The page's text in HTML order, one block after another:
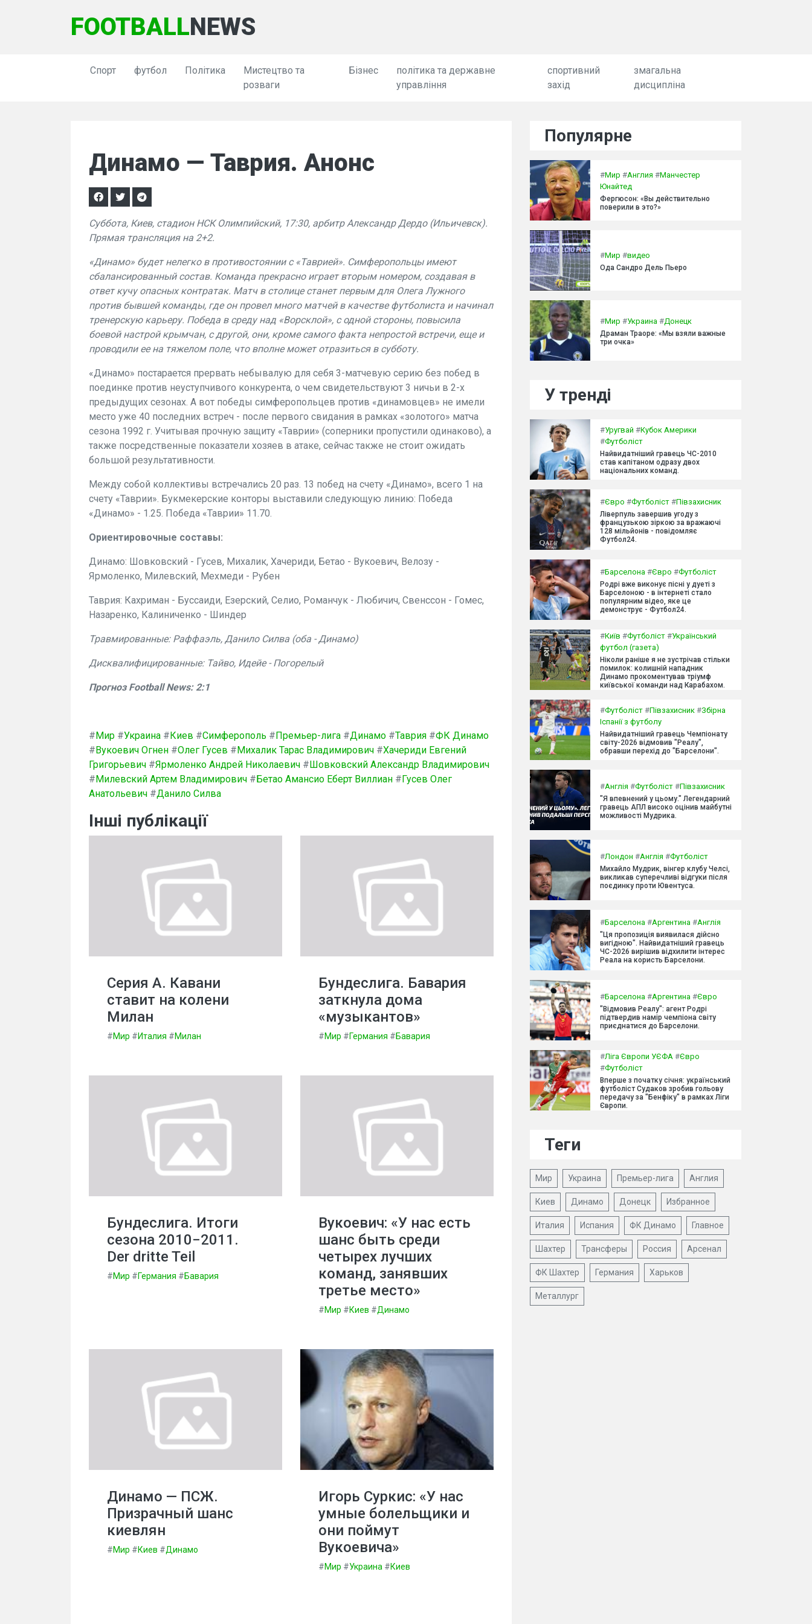
FOOTBALLNEWS
Спорт футбол Політика
Мистецтво та
розваги
Бізнес
політика та державне
управління
спортивний
захід
змагальна
дисципліна
Динамо — Таврия. Анонс
Суббота, Киев, стадион НСК Олимпийский, 17:30, арбитр Александр Дердо (Ильичевск).
Прямая трансляция на 2+2.
«Динамо» будет нелегко в противостоянии с «Таврией». Симферопольцы имеют
сбалансированный состав. Команда прекрасно играет вторым номером, создавая в
ответ кучу опасных контратак. Матч в столице станет первым для Олега Лужного
против бывшей команды, где он провел много матчей в качестве футболиста и начинал
тренерскую карьеру. Победа в среду над «Ворсклой», с одной стороны, повысила
боевой настрой крымчан, с другой, они, кроме самого факта непростой встречи, еще и
проводили ее на тяжелом поле, что вполне может отразиться в субботу.
«Динамо» постарается прервать небывалую для себя 3-матчевую серию без побед в
поединке против неуступчивого конкурента, о чем свидетельствуют 3 ничьи в 2-х
предыдущих сезонах. А вот победы симферопольцев против «динамовцев» не имели
место уже 40 последних встреч - после первого свидания в рамках «золотого» матча
сезона 1992 г. Учитывая прочную защиту «Таврии» (соперники пропустили одинаково), а
также посредственные показатели хозяев в атаке, сейчас также не стоит ожидать
большой результативности.
Между собой коллективы встречались 20 раз. 13 побед на счету «Динамо», всего 1 на
счету «Таврии». Букмекерские конторы выставили следующую линию: Победа
«Динамо» - 1.25. Победа «Таврии» 11.70.
Ориентировочные составы:
Динамо: Шовковский - Гусев, Михалик, Хачериди, Бетао - Вукоевич, Велозу -
Ярмоленко, Милевский, Мехмеди - Рубен
Таврия: Кахриман - Буссаиди, Езерский, Селио, Романчук - Любичич, Свенссон - Гомес,
Назаренко, Калиниченко - Шиндер
Травмированные: Раффаэль, Данило Силва (оба - Динамо)
Дисквалифицированные: Тайво, Идейе - Погорелый
Прогноз Football News: 2:1
#Мир #Украина #Киев #Симферополь #Премьер-лига #Динамо #Таврия #ФК Динамо
#Вукоевич Огнен #Олег Гусев #Михалик Тарас Владимирович #Хачериди Евгений
Григорьевич #Ярмоленко Андрей Николаевич #Шовковский Александр Владимирович
#Милевский Артем Владимирович #Бетао Амансио Еберт Виллиан #Гусев Олег
Анатольевич #Данило Силва
Інші публікації
Серия А. Кавани
ставит на колени
Милан
#Мир #Италия #Милан
Бундеслига. Бавария
заткнула дома
«музыкантов»
#Мир #Германия #Бавария
Бундеслига. Итоги
сезона 2010−2011.
Der dritte Teil
#Мир #Германия #Бавария
Вукоевич: «У нас есть
шанс быть среди
четырех лучших
команд, занявших
третье место»
#Мир #Киев #Динамо
Динамо — ПСЖ.
Призрачный шанс
киевлян
#Мир #Киев #Динамо
Игорь Суркис: «У нас
умные болельщики и
они поймут
Вукоевича»
#Мир #Украина #Киев
Популярне
#Мир #Англия #Манчестер
Юнайтед
Фергюсон: «Вы действительно
поверили в это?»
#Мир #видео
Ода Сандро Дель Пьеро
#Мир #Украина #Донецк
Драман Траоре: «Мы взяли важные
три очка»
У тренді
#Уругвай #Кубок Америки
#Футболіст
Найвидатніший гравець ЧС-2010
став капітаном одразу двох
національних команд.
#Євро #Футболіст #Півзахисник
Ліверпуль завершив угоду з
французькою зіркою за вражаючі
128 мільйонів - повідомляє
Футбол24.
#Барселона #Євро #Футболіст
Родрі вже виконує пісні у дуеті з
Барселоною - в інтернеті стало
популярним відео, яке це
демонструє - Футбол24.
#Київ #Футболіст #Український
футбол (газета)
Ніколи раніше я не зустрічав стільки
помилок: колишній нападник
Динамо прокоментував тріумф
київської команди над Карабахом.
#Футболіст #Півзахисник #Збірна
Іспанії з футболу
Найвидатніший гравець Чемпіонату
світу-2026 відмовив "Реалу",
обравши перехід до "Барселони".
#Англія #Футболіст #Півзахисник
"Я впевнений у цьому." Легендарний
гравець АПЛ високо оцінив майбутні
можливості Мудрика.
#Лондон #Англія #Футболіст
Михайло Мудрик, вінгер клубу Челсі,
викликав суперечливі відгуки після
поєдинку проти Ювентуса.
#Барселона #Аргентина #Англія
"Ця пропозиція виявилася дійсно
вигідною". Найвидатніший гравець
ЧС-2026 вирішив відхилити інтерес
Реала на користь Барселони.
#Барселона #Аргентина #Євро
"Відмовив Реалу": агент Родрі
підтвердив намір чемпіона світу
приєднатися до Барселони.
#Ліга Європи УЄФА #Євро
#Футболіст
Вперше з початку січня: український
футболіст Судаков зробив гольову
передачу за "Бенфіку" в рамках Ліги
Європи.
Теги
Мир Украина Премьер-лига Англия
Киев Динамо Донецк Избранное
Италия Испания ФК Динамо Главное
Шахтер Трансферы Россия Арсенал
ФК Шахтер Германия Харьков
Металлург